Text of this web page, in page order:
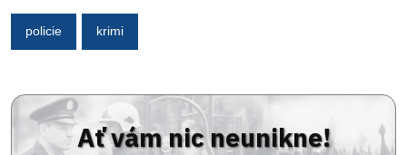
policie krimi
Ať vám nic neunikne!